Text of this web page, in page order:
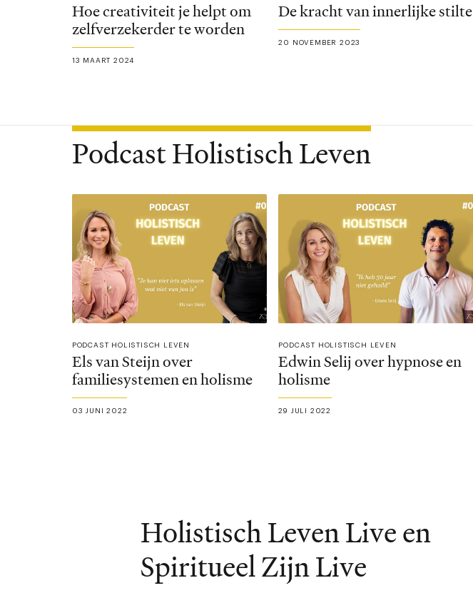
Hoe creativiteit je helpt om
zelfverzekerder te worden
13 MAART 2024
De kracht van innerlijke stilte
20 NOVEMBER 2023
Podcast Holistisch Leven
PODCAST HOLISTISCH LEVEN
Els van Steijn over
familiesystemen en holisme
03 JUNI 2022
PODCAST HOLISTISCH LEVEN
Edwin Selij over hypnose en
holisme
29 JULI 2022
Holistisch Leven Live en
Spiritueel Zijn Live